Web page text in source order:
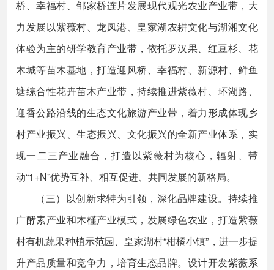
桥、幸福村、邹家桥连片发展现代观光农业产业带，大
力发展以紫薇村、龙凤港、皇家湖农耕文化与湖湘文化
体验为主的研学教育产业带，依托罗汉果、红豆杉、花
木城等苗木基地，打造迎风桥、幸福村、新源村、鲜鱼
塘综合性花卉苗木产业带，持续推进紫薇村、环湖路、
迎香公路沿线的生态文化旅游产业带，着力形成体现乡
村产业振兴、生态振兴、文化振兴的全新产业体系，实
现一二三产业融合，打造以紫薇村为核心，辐射、带
动“1+N”优势互补、相互促进、共同发展的新格局。
（三）以创新求特为引领，深化品牌建设。持续推
广酵素产业和木槿产业模式，发展绿色农业，打造紫薇
村有机蔬果种植示范园、皇家湖村“柑橘小镇”，进一步提
升产品质量和竞争力，培育生态品牌。设计开发紫薇系